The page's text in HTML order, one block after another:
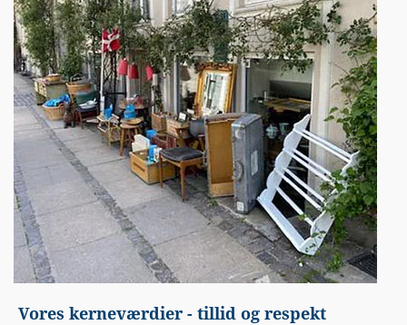
Vores kerneværdier - tillid og respekt